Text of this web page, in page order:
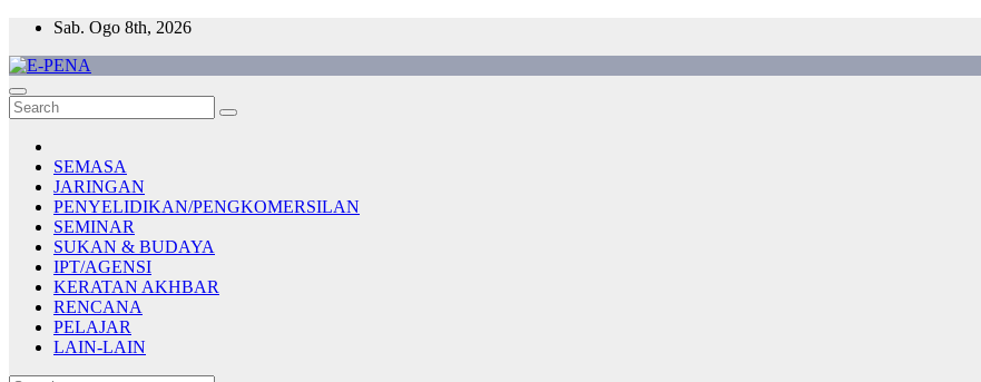
Skip
content
Sab. Ogo 8th, 2026
E-PENA
Berita Digital Terkini
SEMASA
JARINGAN
PENYELIDIKAN/PENGKOMERSILAN
SEMINAR
SUKAN & BUDAYA
IPT/AGENSI
KERATAN AKHBAR
RENCANA
PELAJAR
LAIN-LAIN